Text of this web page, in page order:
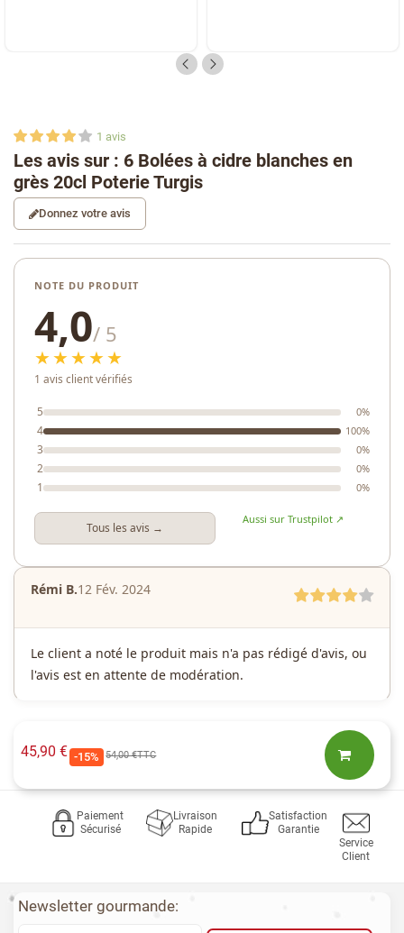
Les avis sur : 6 Bolées à cidre blanches en
grès 20cl Poterie Turgis
1 avis
Donnez votre avis
NOTE DU PRODUIT
4,0/ 5
★★★★★
1 avis client vérifiés
5 0%
4 100%
3 0%
2 0%
1 0%
Tous les avis →
Aussi sur Trustpilot ↗
Rémi B.12 Fév. 2024
Le client a noté le produit mais n'a pas rédigé d'avis, ou
l'avis est en attente de modération.
45,90 € -15% 54,00 €TTC
Paiement
Sécurisé
Livraison
Rapide
Satisfaction
Garantie
Service
Client
Newsletter gourmande: